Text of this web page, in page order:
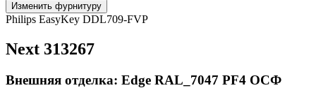
Изменить фурнитуру
Philips EasyKey DDL709-FVP
Next 313267
Внешняя отделка: Edge RAL_7047 PF4 ОСФ